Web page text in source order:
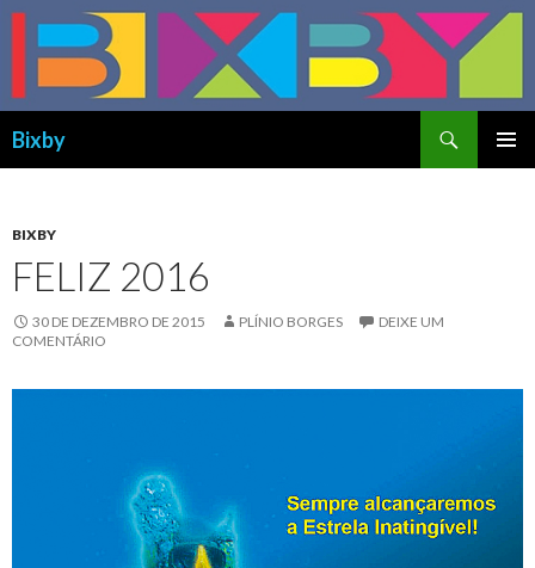
Bixby
CONTEÚDO
BIXBY
FELIZ 2016
30 DE DEZEMBRO DE 2015 PLÍNIO BORGES
DEIXE UM
COMENTÁRIO